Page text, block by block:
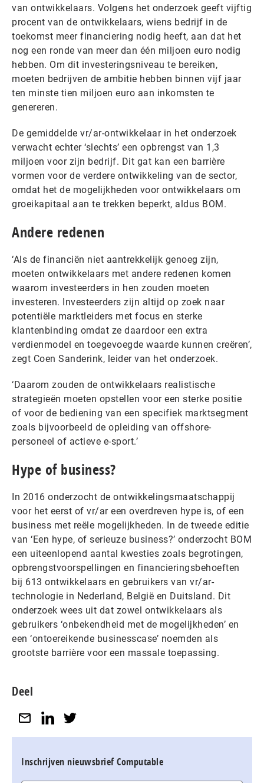
van ontwikkelaars. Volgens het onderzoek geeft vijftig
procent van de ontwikkelaars, wiens bedrijf in de
toekomst meer financiering nodig heeft, aan dat het
nog een ronde van meer dan één miljoen euro nodig
hebben. Om dit investeringsniveau te bereiken,
moeten bedrijven de ambitie hebben binnen vijf jaar
ten minste tien miljoen euro aan inkomsten te
genereren.
De gemiddelde vr/ar-ontwikkelaar in het onderzoek
verwacht echter ‘slechts’ een opbrengst van 1,3
miljoen voor zijn bedrijf. Dit gat kan een barrière
vormen voor de verdere ontwikkeling van de sector,
omdat het de mogelijkheden voor ontwikkelaars om
groeikapitaal aan te trekken beperkt, aldus BOM.
Andere redenen
‘Als de financiën niet aantrekkelijk genoeg zijn,
moeten ontwikkelaars met andere redenen komen
waarom investeerders in hen zouden moeten
investeren. Investeerders zijn altijd op zoek naar
potentiële marktleiders met focus en sterke
klantenbinding omdat ze daardoor een extra
verdienmodel en toegevoegde waarde kunnen creëren’,
zegt Coen Sanderink, leider van het onderzoek.
‘Daarom zouden de ontwikkelaars realistische
strategieën moeten opstellen voor een sterke positie
of voor de bediening van een specifiek marktsegment
zoals bijvoorbeeld de opleiding van offshore-
personeel of actieve e-sport.’
Hype of business?
In 2016 onderzocht de ontwikkelingsmaatschappij
voor het eerst of vr/ar een overdreven hype is, of een
business met reële mogelijkheden. In de tweede editie
van ‘Een hype, of serieuze business?’ onderzocht BOM
een uiteenlopend aantal kwesties zoals begrotingen,
opbrengstvoorspellingen en financieringsbehoeften
bij 613 ontwikkelaars en gebruikers van vr/ar-
technologie in Nederland, België en Duitsland. Dit
onderzoek wees uit dat zowel ontwikkelaars als
gebruikers ‘onbekendheid met de mogelijkheden’ en
een ‘ontoereikende businesscase’ noemden als
grootste barrière voor een massale toepassing.
Deel
Inschrijven nieuwsbrief Computable